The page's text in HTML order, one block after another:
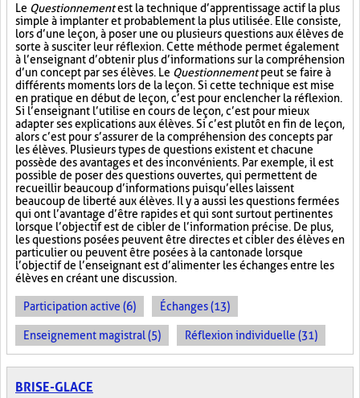
Le Questionnementest la technique d’apprentissage actif la plus
simple à implanter et probablement la plus utilisée. Elle consiste,
lors d’une leçon, à poser une ou plusieurs questions aux élèves de
sorte à susciter leur réflexion. Cette méthode permet également
à l’enseignant d’obtenir plus d’informations sur la compréhension
d’un concept par ses élèves. Le Questionnementpeut se faire à
différents moments lors de la leçon. Si cette technique est mise
en pratique en début de leçon, c’est pour enclencher la réflexion.
Si l’enseignant l’utilise en cours de leçon, c’est pour mieux
adapter ses explications aux élèves. Si c’est plutôt en fin de leçon,
alors c’est pour s’assurer de la compréhension des concepts par
les élèves. Plusieurs types de questions existent et chacune
possède des avantages et des inconvénients. Par exemple, il est
possible de poser des questions ouvertes, qui permettent de
recueillir beaucoup d’informations puisqu’elles laissent
beaucoup de liberté aux élèves. Il y a aussi les questions fermées
qui ont l’avantage d’être rapides et qui sont surtout pertinentes
lorsque l’objectif est de cibler de l’information précise. De plus,
les questions posées peuvent être directes et cibler des élèves en
particulier ou peuvent être posées à la cantonade lorsque
l’objectif de l’enseignant est d’alimenter les échanges entre les
élèves en créant une discussion.
Participation active (6) Échanges (13)
Enseignement magistral (5) Réflexion individuelle (31)
BRISE-GLACE